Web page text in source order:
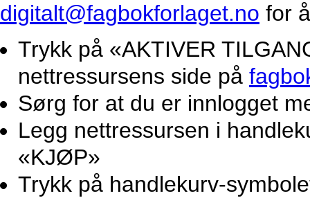
digitalt@fagbokforlaget.no for
Trykk på «AKTIVER
nettressursens side på
Sørg for at du er innlogget
Legg nettressursen i
«KJØP»
Trykk på handlekurv-